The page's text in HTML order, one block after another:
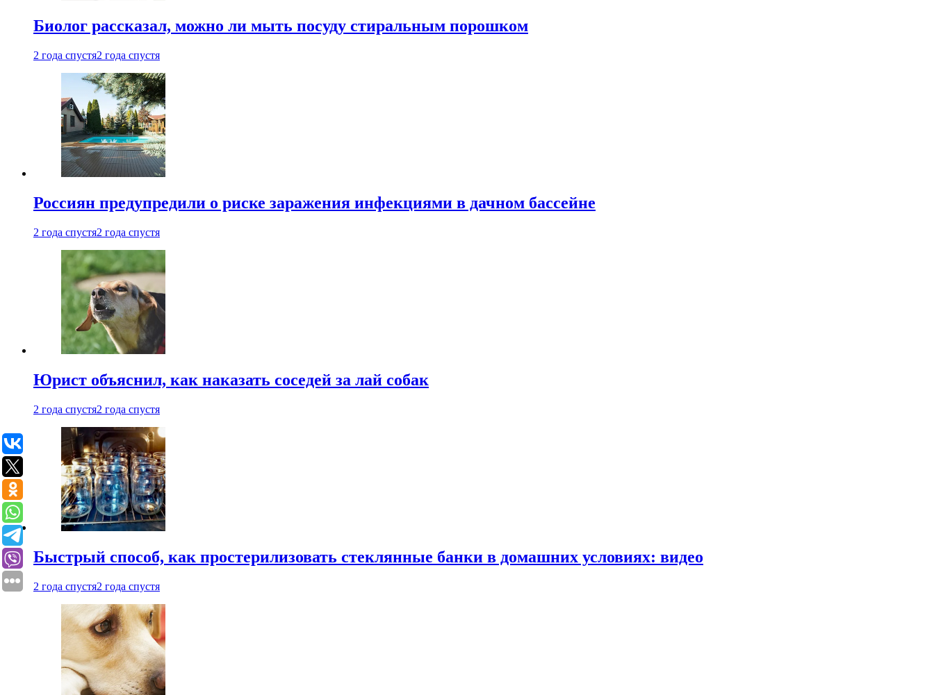
Биолог рассказал, можно ли мыть посуду стиральным порошком
2 года спустя2 года спустя
Россиян предупредили о риске заражения инфекциями в дачном бассейне
2 года спустя2 года спустя
Юрист объяснил, как наказать соседей за лай собак
2 года спустя2 года спустя
Быстрый способ, как простерилизовать стеклянные банки в домашних условиях: видео
2 года спустя2 года спустя